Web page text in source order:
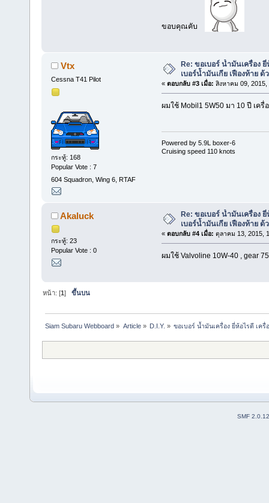
ขอบคุณคับ
Vtx
Cessna T41 Pilot
กระทู้: 168
Popular Vote : 7
604 Squadron, Wing 6, RTAF
Re: ขอเบอร์ น้ำมันเครื่อง ยี่
เบอร์น้ำมันเกีย เฟืองท้าย ด้
« ตอบกลับ #3 เมื่อ: สิงหาคม 09, 2015,
ผมใช้ Mobil1 5W50 มา 10 ปี เครื่
Powered by 5.9L boxer-6
Cruising speed 110 knots
Akaluck
กระทู้: 23
Popular Vote : 0
Re: ขอเบอร์ น้ำมันเครื่อง ยี่
เบอร์น้ำมันเกีย เฟืองท้าย ด้
« ตอบกลับ #4 เมื่อ: ตุลาคม 13, 2015,
ผมใช้ Valvoline 10W-40 , gear
หน้า: [1]ขึ้นบน
Siam Subaru Webboard » Article» D.I.Y. » ขอเบอร์ น้ำมันเครื่อง ยี่ห้อไรดี เค
SMF 2.0.12